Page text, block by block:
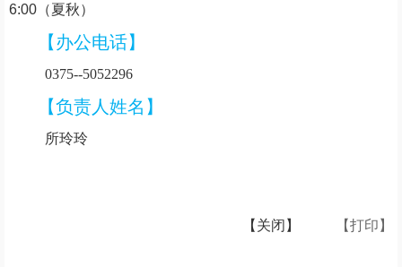
6:00（夏秋）
【办公电话】
0375--5052296
【负责人姓名】
所玲玲
【打印】
【关闭】